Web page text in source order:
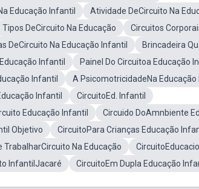
Educação Infantil
Atividade DeCircuito Na
Tipos DeCircuito Na Educação
Circuitos
DeCircuito Na Educação Infantil
Brincadeira
Infantil
Painel Do Circuitoa Educação
Infantil
A PsicomotricidadeNa Educação
Infantil
CircuitoEd. Infantil
Educação Infantil
Circuido DoAmnbiente
Objetivo
CircuitoPara Crianças Educação
TrabalharCircuito Na Educação
InfantilJacaré CircuitoEm Dupla Educação